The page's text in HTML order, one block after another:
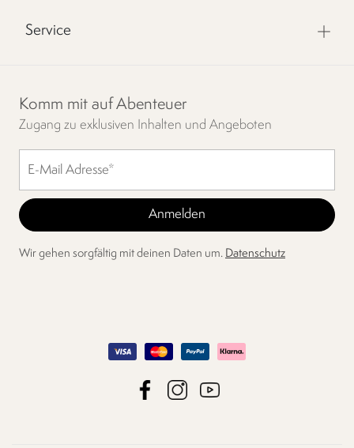
Service
Komm mit auf Abenteuer
Zugang zu exklusiven Inhalten und Angeboten
Wir gehen sorgfältig mit deinen Daten um. Datenschutz